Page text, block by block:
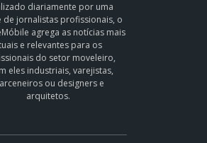
diariamente por uma
de jornalistas profissionais, o
agrega as notícias mais
e relevantes para os
do setor moveleiro,
eles industriais, varejistas,
ou designers e
arquitetos.